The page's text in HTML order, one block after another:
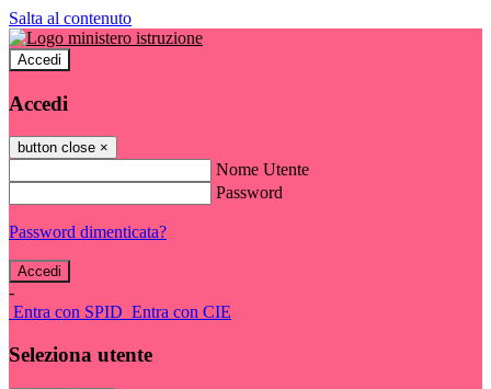
Salta al contenuto
Accedi
Accedi
button close ×
Nome Utente
Password
Password dimenticata?
-
Entra con SPID Entra con CIE
Seleziona utente